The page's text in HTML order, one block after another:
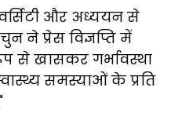
और अध्ययन से
ने प्रेस विज्ञप्ति में
से खासकर गर्भावस्था
समस्याओं के प्रति